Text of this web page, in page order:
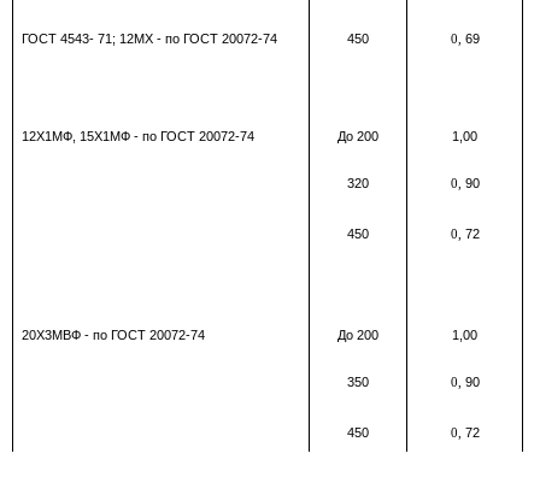
ГОСТ 4543- 71; 12МХ - по ГОСТ 20072-74 450 0, 69
12Х1МФ, 15Х1МФ - по ГОСТ 20072-74 До 200 1,00
320 0, 90
450 0, 72
20Х3МВФ - по ГОСТ 20072-74 До 200 1,00
350 0, 90
450 0, 72